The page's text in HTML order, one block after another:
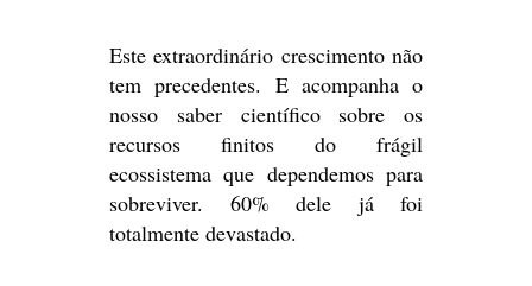
Este extraordinário crescimento não
tem precedentes. E acompanha o
nosso saber científico sobre os
recursos finitos do frágil
ecossistema que dependemos para
sobreviver. 60% dele já foi
totalmente devastado.